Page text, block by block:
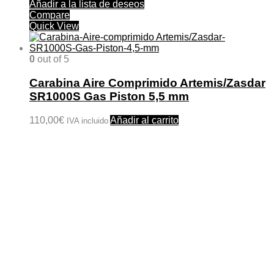
Añadir a la lista de deseos
Compare
Quick View
0 out of 5
Carabina Aire Comprimido Artemis/Zasdar
SR1000S Gas Piston 5,5 mm
110,00€ IVA incluido Añadir al carrito